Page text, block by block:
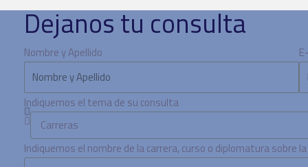
Dejanos tu consulta
Nombre y Apellido
Indiquemos el tema de su consulta
Indiquemos el nombre de la carrera, curso o diplomatura sobre